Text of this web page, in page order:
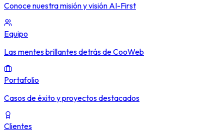
Conoce nuestra misión y visión AI-First
Equipo
Las mentes brillantes detrás de CooWeb
Portafolio
Casos de éxito y proyectos destacados
Clientes